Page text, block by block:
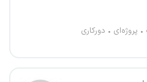
پروژه‌ای دورکاری